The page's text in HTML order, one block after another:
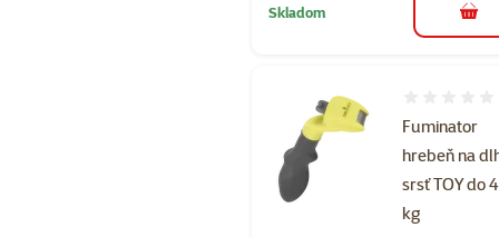
Skladom do
Fuminator
hrebeň na
srsť TOY do
kg